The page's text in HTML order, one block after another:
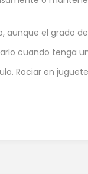
aunque el grado
cuando tenga
Rociar en